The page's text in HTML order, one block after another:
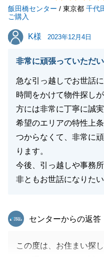
ますのでさまざまな調
専門性をもってご協力
しく思います。
付けください。
ご連絡、心よりお待ちし
飯田橋センター / 東京都 千代
ご購入
K様
K様 2023年12月4日
非常に頑張っていただ
急な引っ越しでお世話に
時間をかけて物件探し
方には非常に丁寧に誠
希望のエリアの特性上
つからなくて、非常に
ります。
今後、引っ越しや事務
非ともお世話になりたい
東急リバブル
センターからの返答
この度は、お住まい探